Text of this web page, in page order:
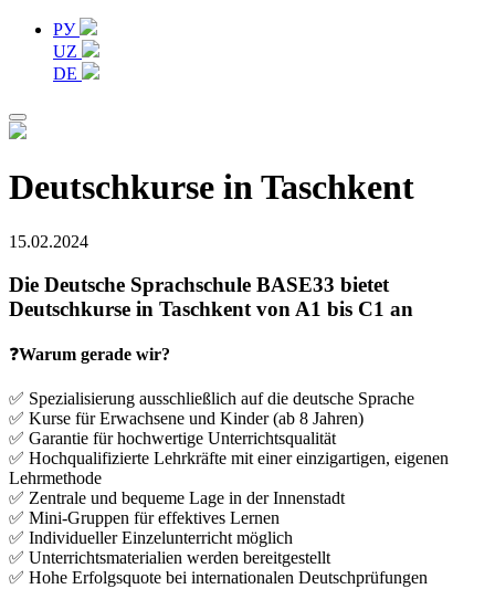
РУ
UZ
DE
Deutschkurse in Taschkent
15.02.2024
Die Deutsche Sprachschule BASE33 bietet
Deutschkurse in Taschkent von A1 bis C1 an
❓Warum gerade wir?
✅ Spezialisierung ausschließlich auf die deutsche Sprache
✅ Kurse für Erwachsene und Kinder (ab 8 Jahren)
✅ Garantie für hochwertige Unterrichtsqualität
✅ Hochqualifizierte Lehrkräfte mit einer einzigartigen, eigenen
Lehrmethode
✅ Zentrale und bequeme Lage in der Innenstadt
✅ Mini-Gruppen für effektives Lernen
✅ Individueller Einzelunterricht möglich
✅ Unterrichtsmaterialien werden bereitgestellt
✅ Hohe Erfolgsquote bei internationalen Deutschprüfungen